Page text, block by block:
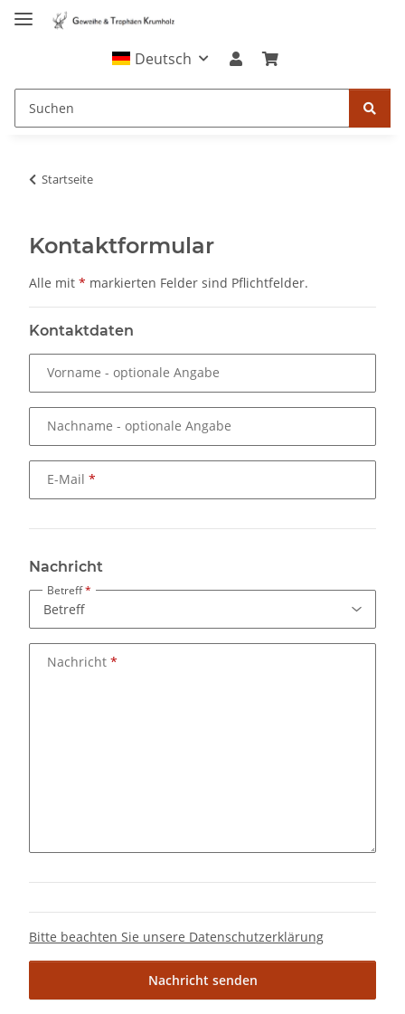
Deutsch
Startseite
Kontaktformular
Alle mit * markierten Felder sind Pflichtfelder.
Kontaktdaten
Vorname - optionale Angabe
Nachname - optionale Angabe
E-Mail
Nachricht
Betreff
Nachricht
Bitte beachten Sie unsere Datenschutzerklärung
Nachricht senden